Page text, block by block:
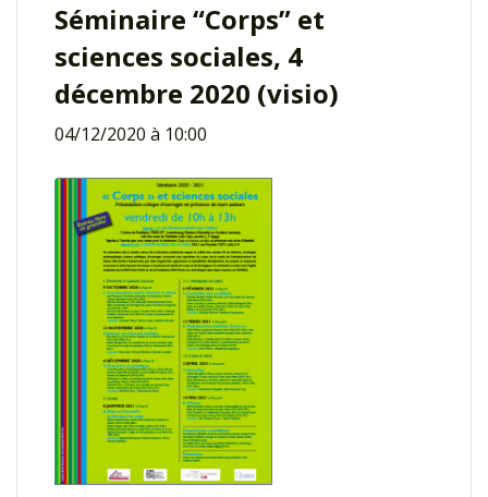
Séminaire “Corps” et
sciences sociales, 4
décembre 2020 (visio)
04/12/2020 à 10:00